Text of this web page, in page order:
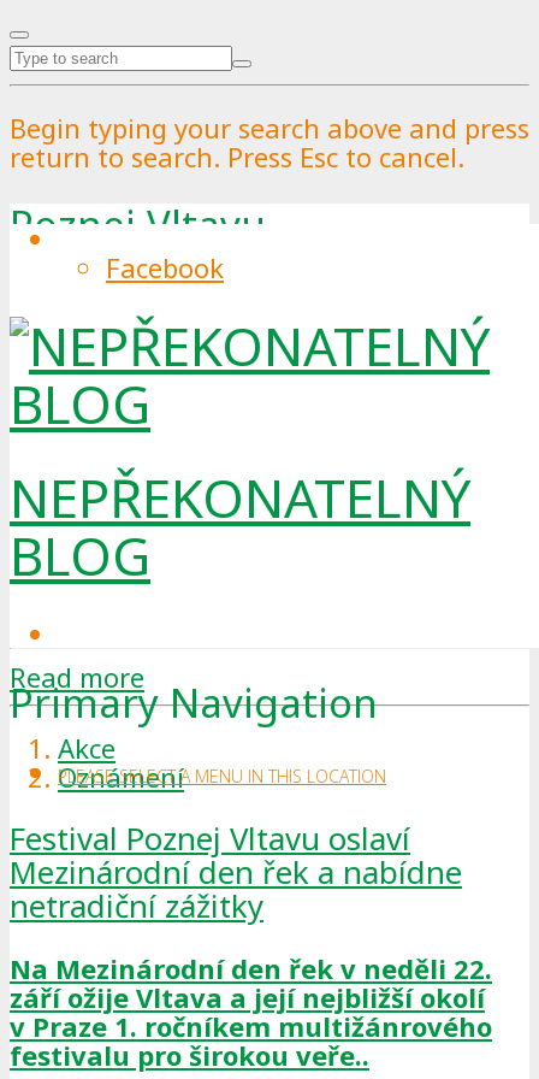
Begin typing your search above and press
return to search. Press Esc to cancel.
Facebook
NEPŘEKONATELNÝ
BLOG
Primary Navigation
PLEASE SELECT A MENU IN THIS LOCATION
Poznej Vltavu
Read more
Akce
Oznámení
Festival Poznej Vltavu oslaví
Mezinárodní den řek a nabídne
netradiční zážitky
Na Mezinárodní den řek v neděli 22.
září ožije Vltava a její nejbližší okolí
v Praze 1. ročníkem multižánrového
festivalu pro širokou veře..